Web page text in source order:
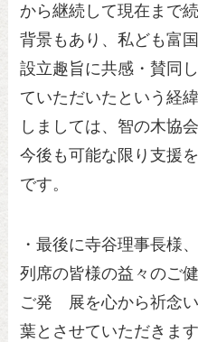
から継続して現在まで
背景もあり、私ども富
設立趣旨に共感・賛同
ていただいたという経
しましては、智の木協
今後も可能な限り支援
です。
・最後に寺谷理事長様
列席の皆様の益々のご
ご発 展を心から祈念
葉とさせていただきます